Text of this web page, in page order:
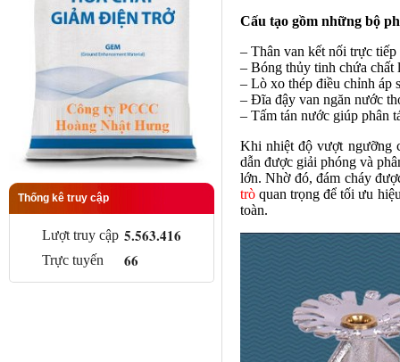
Thống kê truy cập
Lượt truy cập 5.563.416
Trực tuyến 66
Cấu tạo gồm những bộ
– Thân van kết nối trực
– Bóng thủy tinh chứa chất
– Lò xo thép điều chỉnh áp
– Đĩa đậy van ngăn nước
– Tấm tán nước giúp phân
Khi nhiệt độ vượt ngưỡng
dẫn được giải phóng và
lớn. Nhờ đó, đám cháy
trò quan trọng để tối ưu
toàn.